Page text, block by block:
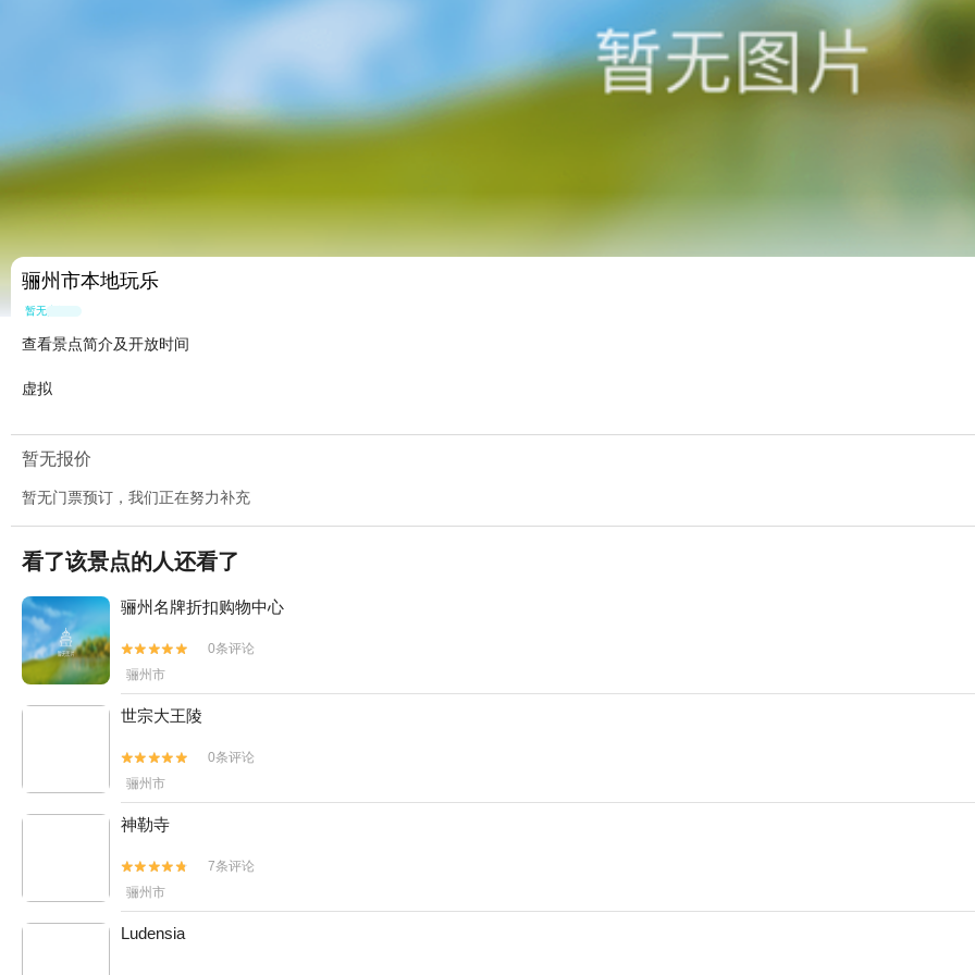
骊州市本地玩乐
暂无点评
查看景点简介及开放时间
虚拟
暂无报价
暂无门票预订，我们正在努力补充
看了该景点的人还看了
骊州名牌折扣购物中心


0条评论
骊州市
世宗大王陵


0条评论
骊州市
神勒寺


7条评论
骊州市
Ludensia